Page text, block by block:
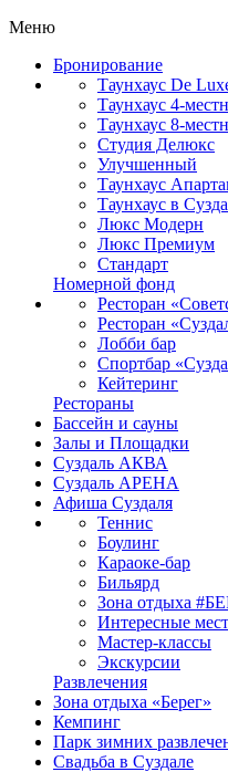
Меню
Бронирование
Таунхаус De
Таунхаус 4-
Таунхаус 8-
Студия Делюкс
Улучшенный
Таунхаус
Таунхаус в
Люкс Модерн
Люкс Премиум
Стандарт
Номерной фонд
Ресторан
Ресторан
Лобби бар
Спортбар
Кейтеринг
Рестораны
Бассейн и сауны
Залы и Площадки
Суздаль АКВА
Суздаль АРЕНА
Афиша Суздаля
Теннис
Боулинг
Караоке-бар
Бильярд
Зона отдыха
Интересные
Мастер-классы
Экскурсии
Развлечения
Зона отдыха «Берег»
Кемпинг
Парк зимних
Свадьба в Суздале